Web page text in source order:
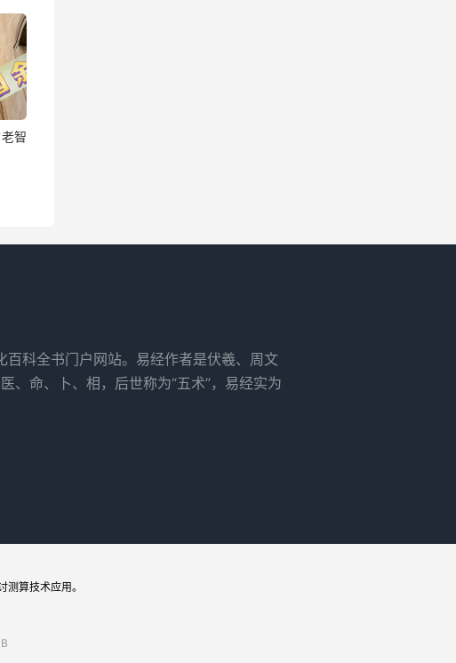
智
科全书门户网站。易经作者是伏羲、周文
、命、卜、相，后世称为“五术”，易经实为
测算技术应用。